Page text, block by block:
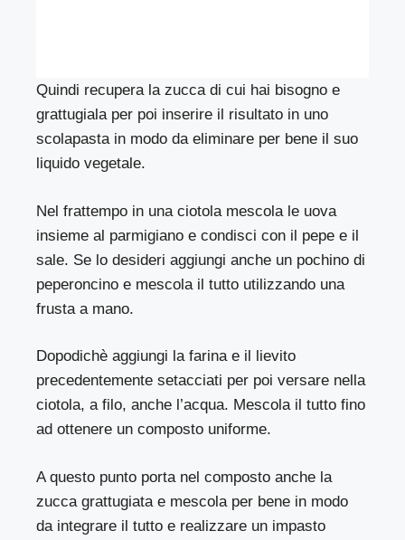
Quindi recupera la zucca di cui hai bisogno e
grattugiala per poi inserire il risultato in uno
scolapasta in modo da eliminare per bene il suo
liquido vegetale.
Nel frattempo in una ciotola mescola le uova
insieme al parmigiano e condisci con il pepe e il
sale. Se lo desideri aggiungi anche un pochino di
peperoncino e mescola il tutto utilizzando una
frusta a mano.
Dopodichè aggiungi la farina e il lievito
precedentemente setacciati per poi versare nella
ciotola, a filo, anche l’acqua. Mescola il tutto fino
ad ottenere un composto uniforme.
A questo punto porta nel composto anche la
zucca grattugiata e mescola per bene in modo
da integrare il tutto e realizzare un impasto